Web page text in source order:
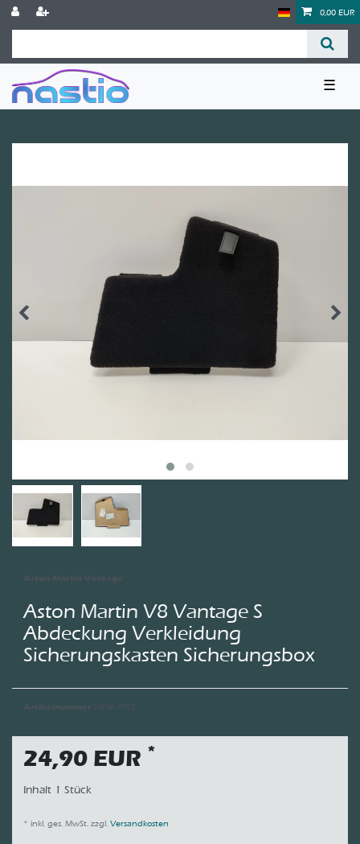
0,00 EUR
☰
Aston Martin Vantage
Aston Martin V8 Vantage S
Abdeckung Verkleidung
Sicherungskasten Sicherungsbox
Artikelnummer NEW-4992
24,90 EUR *
Inhalt 1 Stück
* inkl. ges. MwSt. zzgl. Versandkosten